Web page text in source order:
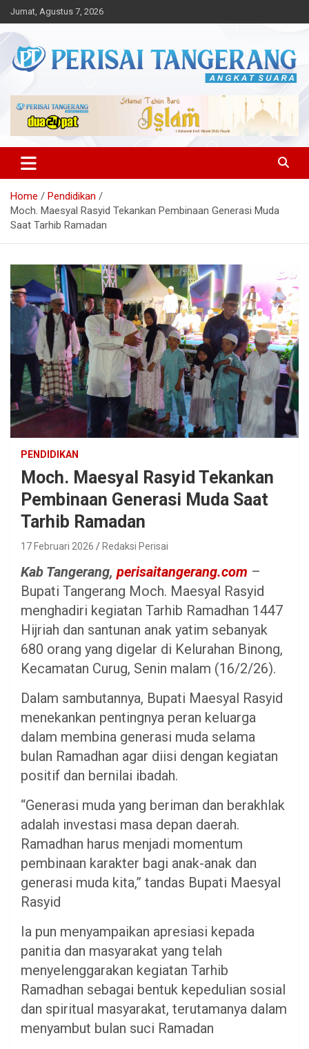
Skip
to
content
Jumat, Agustus 7, 2026
Perisai Tangerang – Angkat
Suara
Home
Pendidikan
Moch. Maesyal Rasyid Tekankan Pembinaan Generasi Muda
Saat Tarhib Ramadan
PENDIDIKAN
Moch. Maesyal Rasyid Tekankan
Pembinaan Generasi Muda Saat
Tarhib Ramadan
17 Februari 2026 Redaksi Perisai
Kab Tangerang, perisaitangerang.com –
Bupati Tangerang Moch. Maesyal Rasyid
menghadiri kegiatan Tarhib Ramadhan 1447
Hijriah dan santunan anak yatim sebanyak
680 orang yang digelar di Kelurahan Binong,
Kecamatan Curug, Senin malam (16/2/26).
Dalam sambutannya, Bupati Maesyal Rasyid
menekankan pentingnya peran keluarga
dalam membina generasi muda selama
bulan Ramadhan agar diisi dengan kegiatan
positif dan bernilai ibadah.
“Generasi muda yang beriman dan berakhlak
adalah investasi masa depan daerah.
Ramadhan harus menjadi momentum
pembinaan karakter bagi anak-anak dan
generasi muda kita,” tandas Bupati Maesyal
Rasyid
Ia pun menyampaikan apresiasi kepada
panitia dan masyarakat yang telah
menyelenggarakan kegiatan Tarhib
Ramadhan sebagai bentuk kepedulian sosial
dan spiritual masyarakat, terutamanya dalam
menyambut bulan suci Ramadan